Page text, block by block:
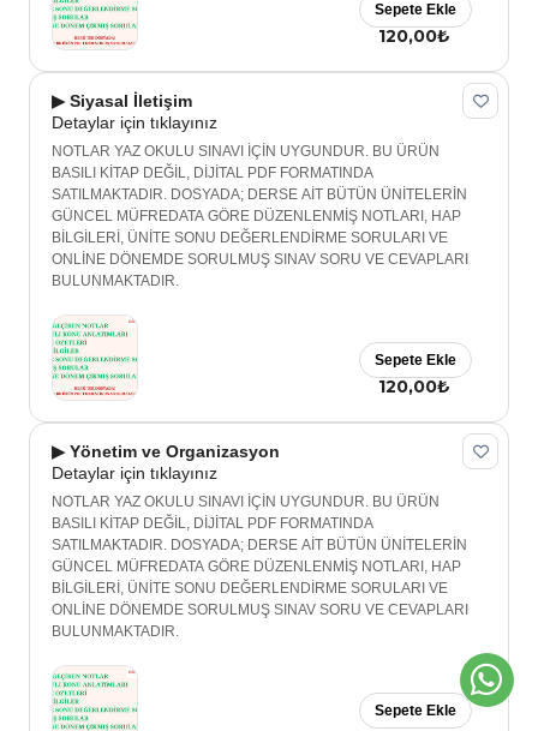
120,00₺
Sepete Ekle
▶ Siyasal İletişim
Detaylar için tıklayınız
NOTLAR YAZ OKULU SINAVI İÇİN UYGUNDUR. BU ÜRÜN
BASILI KİTAP DEĞİL, DİJİTAL PDF FORMATINDA
SATILMAKTADIR. DOSYADA; DERSE AİT BÜTÜN ÜNİTELERİN
GÜNCEL MÜFREDATA GÖRE DÜZENLENMİŞ NOTLARI, HAP
BİLGİLERİ, ÜNİTE SONU DEĞERLENDİRME SORULARI VE
ONLİNE DÖNEMDE SORULMUŞ SINAV SORU VE CEVAPLARI
BULUNMAKTADIR.
120,00₺
Sepete Ekle
▶ Yönetim ve Organizasyon
Detaylar için tıklayınız
NOTLAR YAZ OKULU SINAVI İÇİN UYGUNDUR. BU ÜRÜN
BASILI KİTAP DEĞİL, DİJİTAL PDF FORMATINDA
SATILMAKTADIR. DOSYADA; DERSE AİT BÜTÜN ÜNİTELERİN
GÜNCEL MÜFREDATA GÖRE DÜZENLENMİŞ NOTLARI, HAP
BİLGİLERİ, ÜNİTE SONU DEĞERLENDİRME SORULARI VE
ONLİNE DÖNEMDE SORULMUŞ SINAV SORU VE CEVAPLARI
BULUNMAKTADIR.
Sepete Ekle